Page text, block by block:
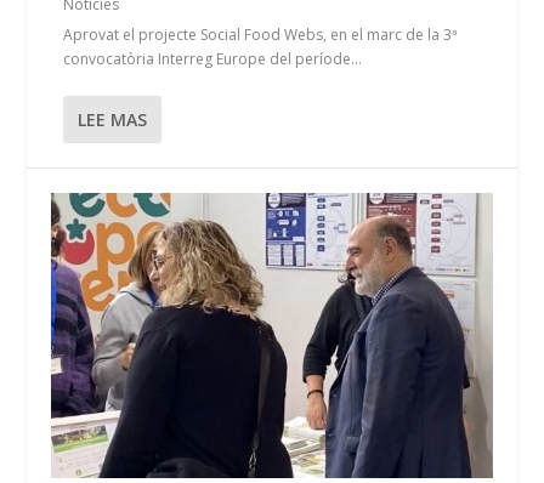
Noticies
Aprovat el projecte Social Food Webs, en el marc de la 3ª
convocatòria Interreg Europe del període...
LEE MAS